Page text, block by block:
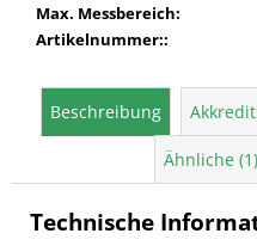
Max. Messbereich:
Artikelnummer::
Beschreibung
Ähnliche (1)
Technische